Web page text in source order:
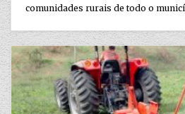
comunidades rurais de todo o